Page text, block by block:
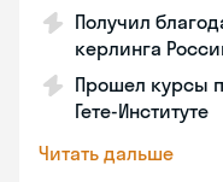
Получил
керлинга
Прошел курсы
Гете-Институте
Читать дальше